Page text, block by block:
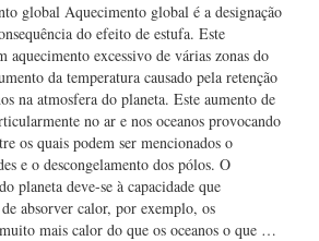
global Aquecimento global é a designação
do efeito de estufa. Este
aquecimento excessivo de várias zonas do
da temperatura causado pela retenção
na atmosfera do planeta. Este aumento de
no ar e nos oceanos provocando
os quais podem ser mencionados o
e o descongelamento dos pólos. O
planeta deve-se à capacidade que
absorver calor, por exemplo, os
mais calor do que os oceanos o que …